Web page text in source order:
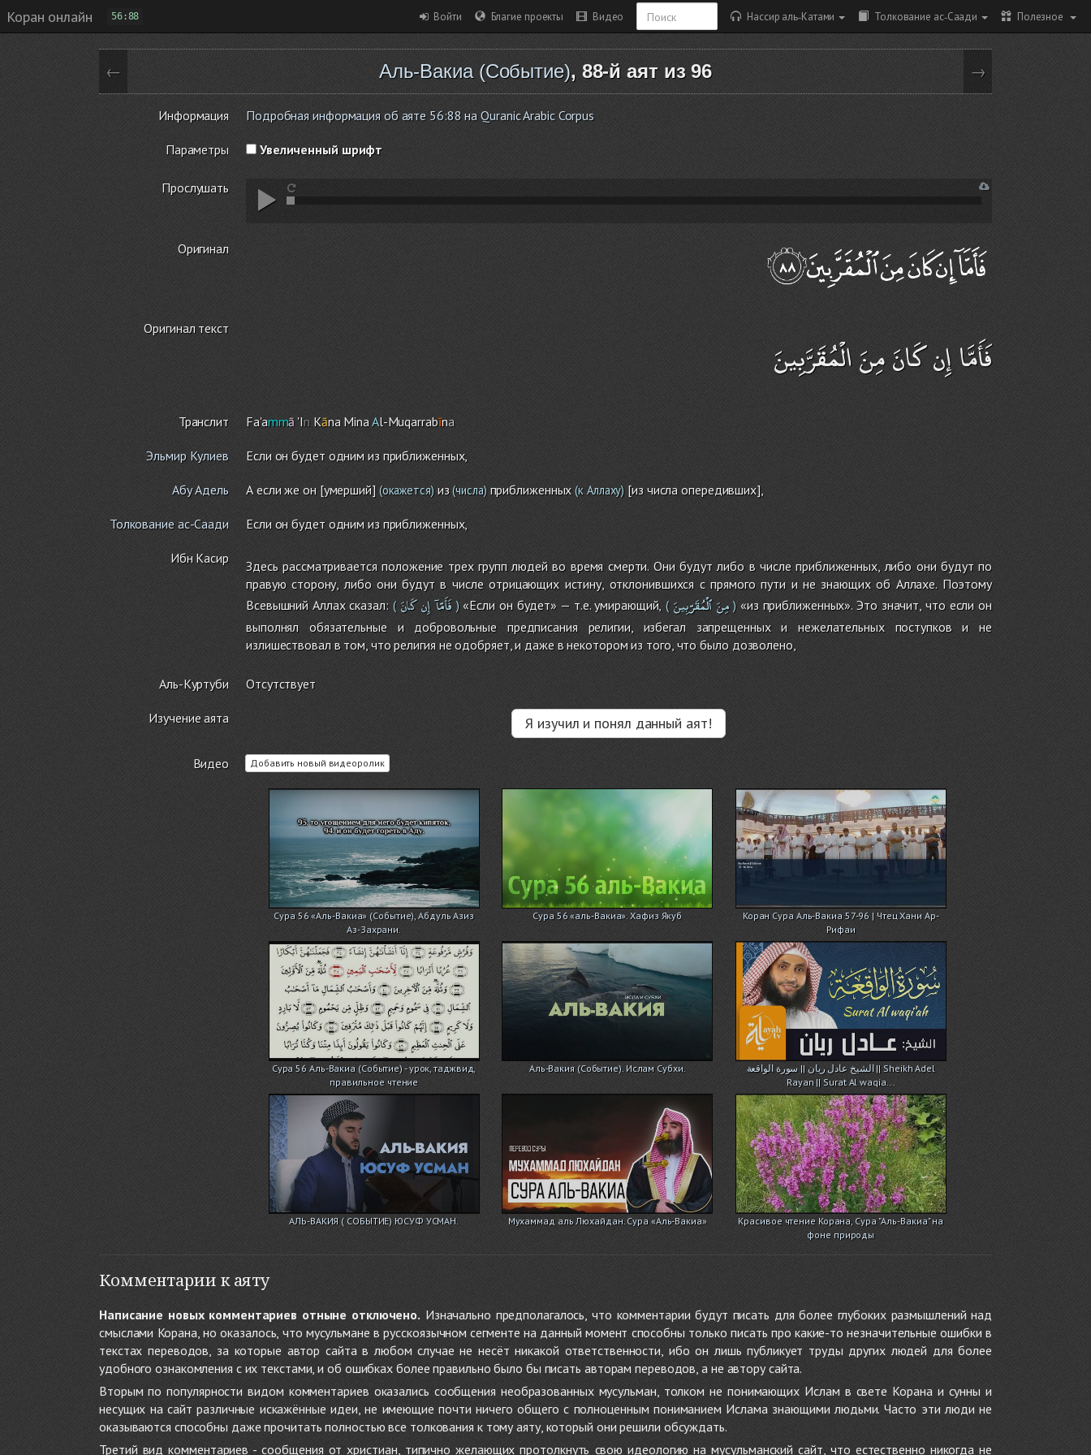
Коран онлайн 56:88 Войти Благие проекты Видео Нассир аль-Катами Толкование ас-Саади Полезное
← Аль-Вакиа (Событие), 88-й аят из 96 →
Информация Подробная информация об аяте 56:88 на Quranic Arabic Corpus
Параметры Увеличенный шрифт
Прослушать
Оригинал
Оригинал текст
فَأَمَّا إِن كَانَ مِنَ الْمُقَرَّبِينَ
Транслит Fa'ammā 'InKāna MinaAl-Muqarrabīna
Эльмир Кулиев Если он будет одним из приближенных,
Абу Адель А если же он [умерший](окажется)из(числа)приближенных(к Аллаху) [из числа опередивших],
Толкование ас-Саади Если он будет одним из приближенных,
Ибн Касир
Здесь рассматривается положение трех групп людей во время смерти. Они будут либо в числе приближенных, либо они будут по
правую сторону, либо они будут в числе отрицающих истину, отклонившихся с прямого пути и не знающих об Аллахе. Поэтому
Всевышний Аллах сказал:( فَأَمّآإِنكَانَ )«Если он будет» — т.е. умирающий, ( مِنَٱلْمُقَرّبِينَ )«из приближенных». Это значит, что если он
выполнял обязательные и добровольные предписания религии, избегал запрещенных и нежелательных поступков и не
излишествовал в том, что религия не одобряет, и даже в некотором из того, что было дозволено,
Аль-Куртуби Отсутствует
Изучение аята Я изучил и понял данный аят!
Видео Добавить новый видеоролик
Сура 56 «Аль-Вакиа» (Событие), Абдуль Азиз
Аз-Захрани.
Сура 56 «аль-Вакиа». Хафиз Якуб
Коран Сура Аль-Вакиа 57-96 | Чтец Хани Ар-
Рифаи
Сура 56 Аль-Вакиа (Событие) - урок, таджвид,
правильное чтение
Аль-Вакия (Событие). Ислам Субхи.
الشيخ عادل ريان || سورة الواقعة || Sheikh Adel
Rayan || Surat Al waqia...
АЛЬ-ВАКИЯ ( СОБЫТИЕ) ЮСУФ УСМАН. Мухаммад аль Люхайдан. Сура «Аль-Вакиа»
Красивое чтение Корана, Сура "Аль-Вакиа" на
фоне природы
Комментарии к аяту
Написание новых комментариев отныне отключено. Изначально предполагалось, что комментарии будут писать для более глубоких размышлений над
смыслами Корана, но оказалось, что мусульмане в русскоязычном сегменте на данный момент способны только писать про какие-то незначительные ошибки в
текстах переводов, за которые автор сайта в любом случае не несёт никакой ответственности, ибо он лишь публикует труды других людей для более
удобного ознакомления с их текстами, и об ошибках более правильно было бы писать авторам переводов, а не автору сайта.
Вторым по популярности видом комментариев оказались сообщения необразованных мусульман, толком не понимающих Ислам в свете Корана и сунны и
несущих на сайт различные искажённые идеи, не имеющие почти ничего общего с полноценным пониманием Ислама знающими людьми. Часто эти люди не
оказываются способны даже прочитать полностью все толкования к тому аяту, который они решили обсуждать.
Третий вид комментариев - сообщения от христиан, типично желающих протолкнуть свою идеологию на мусульманский сайт, что естественно никогда не